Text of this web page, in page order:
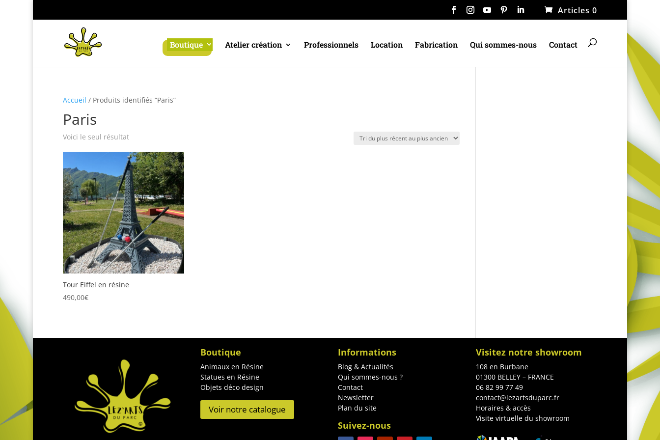
Articles 0
Boutique Atelier création Professionnels Location Fabrication Qui sommes-nous Contact
Accueil / Produits identifiés “Paris”
Paris
Voici le seul résultat
Tour Eiffel en résine
490,00€
Boutique
Animaux en Résine
Statues en Résine
Objets déco design
Voir notre catalogue
Informations
Blog & Actualités
Qui sommes-nous ?
Contact
Newsletter
Plan du site
Suivez-nous
Visitez notre showroom
108 en Burbane
01300 BELLEY – FRANCE
06 82 99 77 49
contact@lezartsduparc.fr
Horaires & accès
Visite virtuelle du showroom